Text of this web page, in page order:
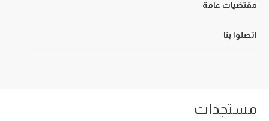
مقتضيات عامة
اتصلوا بنا
مستجدات